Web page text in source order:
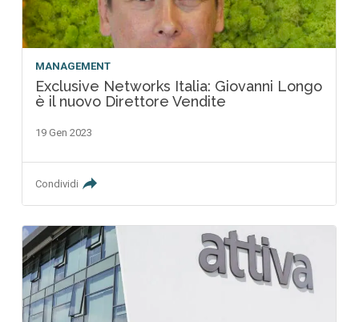
MANAGEMENT
Exclusive Networks Italia: Giovanni Longo
è il nuovo Direttore Vendite
19 Gen 2023
Condividi